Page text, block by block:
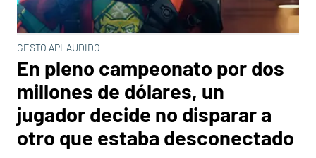
GESTO APLAUDIDO
En pleno campeonato por dos
millones de dólares, un
jugador decide no disparar a
otro que estaba desconectado